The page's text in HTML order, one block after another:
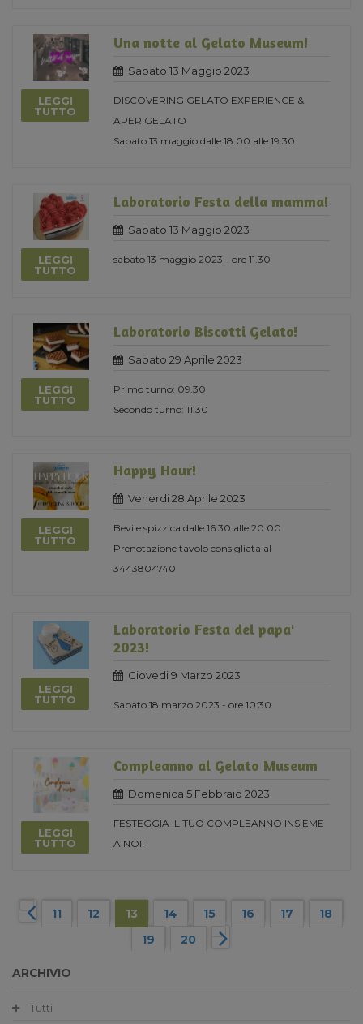
LEGGI
TUTTO
Una notte al Gelato Museum!
Sabato 13 Maggio 2023
DISCOVERING GELATO EXPERIENCE &
APERIGELATO
Sabato 13 maggio dalle 18:00 alle 19:30
LEGGI
TUTTO
Laboratorio Festa della mamma!
Sabato 13 Maggio 2023
sabato 13 maggio 2023 - ore 11.30
LEGGI
TUTTO
Laboratorio Biscotti Gelato!
Sabato 29 Aprile 2023
Primo turno: 09.30
Secondo turno: 11.30
LEGGI
TUTTO
Happy Hour!
Venerdi 28 Aprile 2023
Bevi e spizzica dalle 16:30 alle 20:00
Prenotazione tavolo consigliata al
3443804740
LEGGI
TUTTO
Laboratorio Festa del papa'
2023!
Giovedi 9 Marzo 2023
Sabato 18 marzo 2023 - ore 10:30
LEGGI
TUTTO
Compleanno al Gelato Museum
Domenica 5 Febbraio 2023
FESTEGGIA IL TUO COMPLEANNO INSIEME
A NOI!
11 12 13 14 15 16 17
18
19
20
ARCHIVIO
Tutti